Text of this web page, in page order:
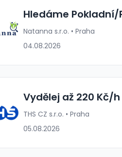
Hledáme
Natanna s.r.o. • Praha
04.08.2026
Vydělej až 220 Kč/
THS CZ s.r.o. • Praha
05.08.2026